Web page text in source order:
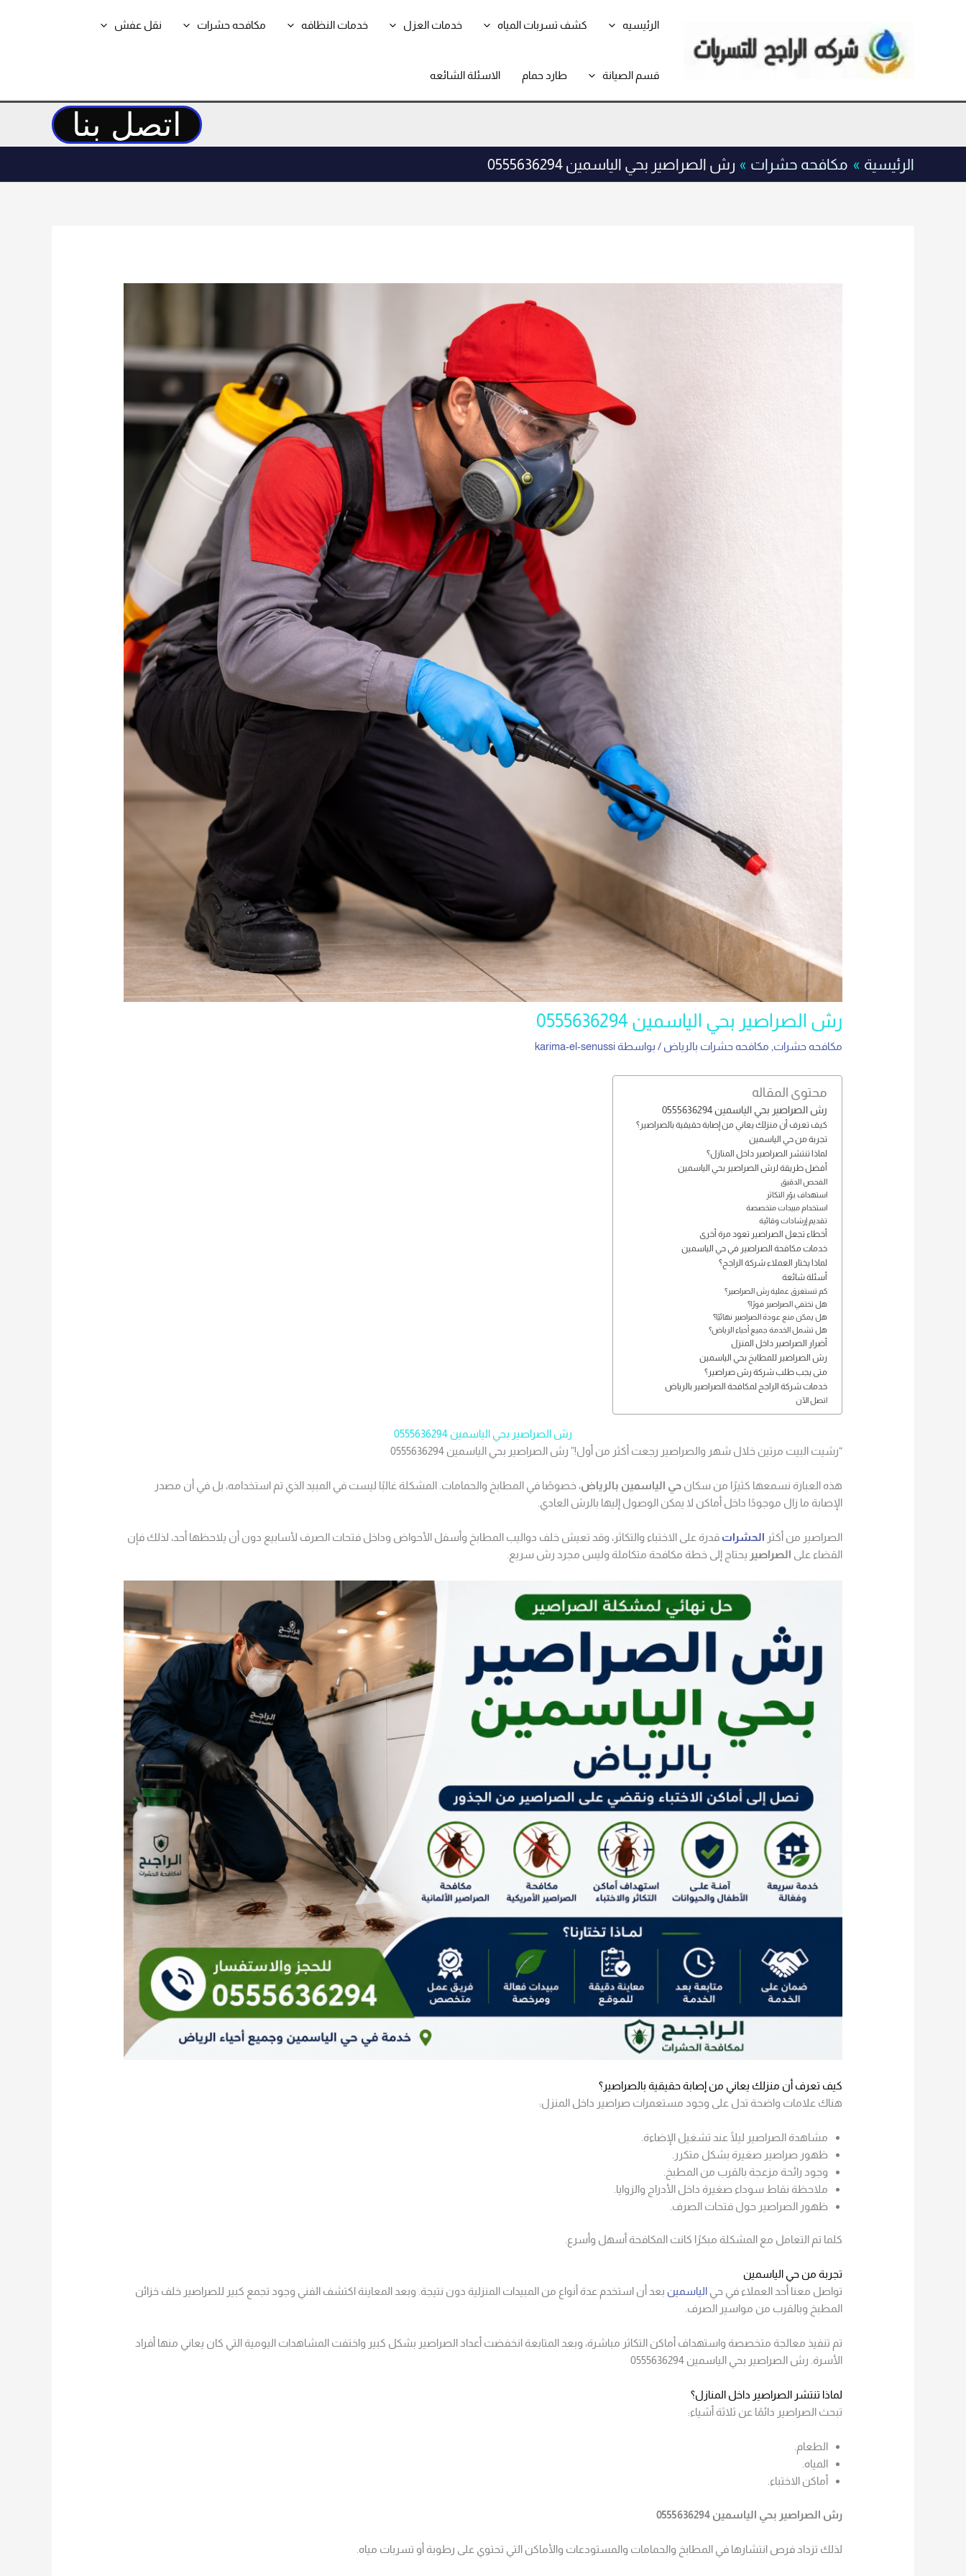
الرئيسيه كشف تسربات المياه خدمات العزل خدمات النظافه مكافحه حشرات نقل عفش
قسم الصيانة طارد حمام الاسئلة الشائعه
اتصل بنا
الرئيسية مكافحه حشرات رش الصراصير بحي الياسمين 0555636294
رش الصراصير بحي الياسمين 0555636294
مكافحه حشرات مكافحه حشرات بالرياض / بواسطةkarima-el-senussi
محتوى المقاله
رش الصراصير بحي الياسمين 0555636294
كيف تعرف أن منزلك يعاني من إصابة حقيقية بالصراصير؟
تجربة من حي الياسمين
لماذا تنتشر الصراصير داخل المنازل؟
أفضل طريقة لرش الصراصير بحي الياسمين
الفحص الدقيق
استهداف بؤر التكاثر
استخدام مبيدات متخصصة
تقديم إرشادات وقائية
أخطاء تجعل الصراصير تعود مرة أخرى
خدمات مكافحة الصراصير في حي الياسمين
لماذا يختار العملاء شركة الراجح؟
أسئلة شائعة
كم تستغرق عملية رش الصراصير؟
هل تختفي الصراصير فورًا؟
هل يمكن منع عودة الصراصير نهائيًا؟
هل تشمل الخدمة جميع أحياء الرياض؟
أضرار الصراصير داخل المنزل
رش الصراصير للمطابخ بحي الياسمين
متى يجب طلب شركة رش صراصير؟
خدمات شركة الراجح لمكافحة الصراصير بالرياض
اتصل الآن
رش الصراصير بحي الياسمين 0555636294
“رشيت البيت مرتين خلال شهر والصراصير رجعت أكثر من أول!” رش الصراصير بحي الياسمين 0555636294
هذه العبارة نسمعها كثيرًا من سكانحي الياسمين بالرياض، خصوصًا في المطابخ والحمامات. المشكلة غالبًا ليست في المبيد الذي تم استخدامه، بل في أن مصدر
الإصابة ما زال موجودًا داخل أماكن لا يمكن الوصول إليها بالرش العادي.
الصراصير من أكثر الحشرات قدرة على الاختباء والتكاثر، وقد تعيش خلف دواليب المطابخ وأسفل الأحواض وداخل فتحات الصرف لأسابيع دون أن يلاحظها أحد، لذلك فإن
القضاء على الصراصير يحتاج إلى خطة مكافحة متكاملة وليس مجرد رش سريع.
كيف تعرف أن منزلك يعاني من إصابة حقيقية بالصراصير؟
هناك علامات واضحة تدل على وجود مستعمرات صراصير داخل المنزل:
مشاهدة الصراصير ليلًا عند تشغيل الإضاءة.
ظهور صراصير صغيرة بشكل متكرر.
وجود رائحة مزعجة بالقرب من المطبخ.
ملاحظة نقاط سوداء صغيرة داخل الأدراج والزوايا.
ظهور الصراصير حول فتحات الصرف.
كلما تم التعامل مع المشكلة مبكرًا كانت المكافحة أسهل وأسرع.
تجربة من حي الياسمين
تواصل معنا أحد العملاء في حيالياسمين بعد أن استخدم عدة أنواع من المبيدات المنزلية دون نتيجة. وبعد المعاينة اكتشف الفني وجود تجمع كبير للصراصير خلف خزائن
المطبخ وبالقرب من مواسير الصرف.
تم تنفيذ معالجة متخصصة واستهداف أماكن التكاثر مباشرة، وبعد المتابعة انخفضت أعداد الصراصير بشكل كبير واختفت المشاهدات اليومية التي كان يعاني منها أفراد
الأسرة. رش الصراصير بحي الياسمين 0555636294
لماذا تنتشر الصراصير داخل المنازل؟
تبحث الصراصير دائمًا عن ثلاثة أشياء:
الطعام.
المياه.
أماكن الاختباء.
رش الصراصير بحي الياسمين 0555636294
لذلك تزداد فرص انتشارها في المطابخ والحمامات والمستودعات والأماكن التي تحتوي على رطوبة أو تسربات مياه.